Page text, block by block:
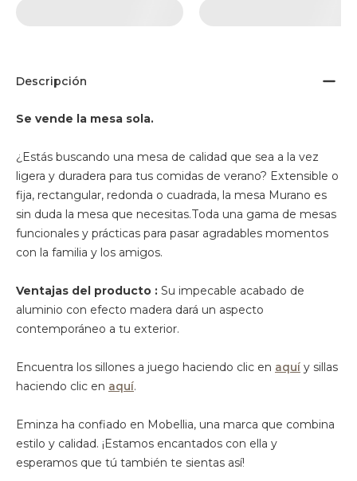
Descripción
Se vende la mesa sola.
¿Estás buscando una mesa de calidad que sea a la vez
ligera y duradera para tus comidas de verano? Extensible o
fija, rectangular, redonda o cuadrada, la mesa Murano es
sin duda la mesa que necesitas.Toda una gama de mesas
funcionales y prácticas para pasar agradables momentos
con la familia y los amigos.
Ventajas del producto : Su impecable acabado de
aluminio con efecto madera dará un aspecto
contemporáneo a tu exterior.
Encuentra los sillones a juego haciendo clic en aquí y sillas
haciendo clic en aquí.
Eminza ha confiado en Mobellia, una marca que combina
estilo y calidad. ¡Estamos encantados con ella y
esperamos que tú también te sientas así!